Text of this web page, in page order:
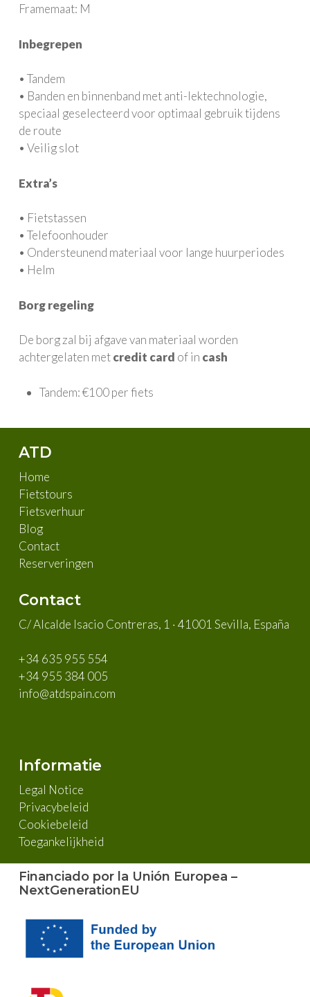
Frame­maat: M
Inbegrepen
• Tandem
• Banden en binnenband met anti-lektechnologie,
speciaal geselecteerd voor optimaal gebruik tijdens
de route
• Veilig slot
Extra’s
• Fietstassen
• Telefoonhouder
• Ondersteunend materiaal voor lange huurperiodes
• Helm
Borg regeling
De borg zal bij afgave van materiaal worden
achtergelaten metcredit card of in cash
Tandem: €100 per fiets
ATD
Home
Fietstours
Fietsverhuur
Blog
Contact
Reserveringen
Contact
C/ Alcalde Isacio Contreras, 1 · 41001 Sevilla, España
+34 635 955 554
+34 955 384 005
info@atdspain.com
Informatie
Legal Notice
Privacybeleid
Cookiebeleid
Toegankelijkheid
Financiado por la Unión Europea –
NextGenerationEU